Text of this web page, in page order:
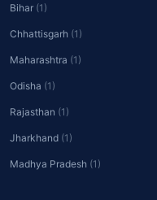
Bihar (1)
Chhattisgarh (1)
Maharashtra (1)
Odisha (1)
Rajasthan (1)
Jharkhand (1)
Madhya Pradesh (1)